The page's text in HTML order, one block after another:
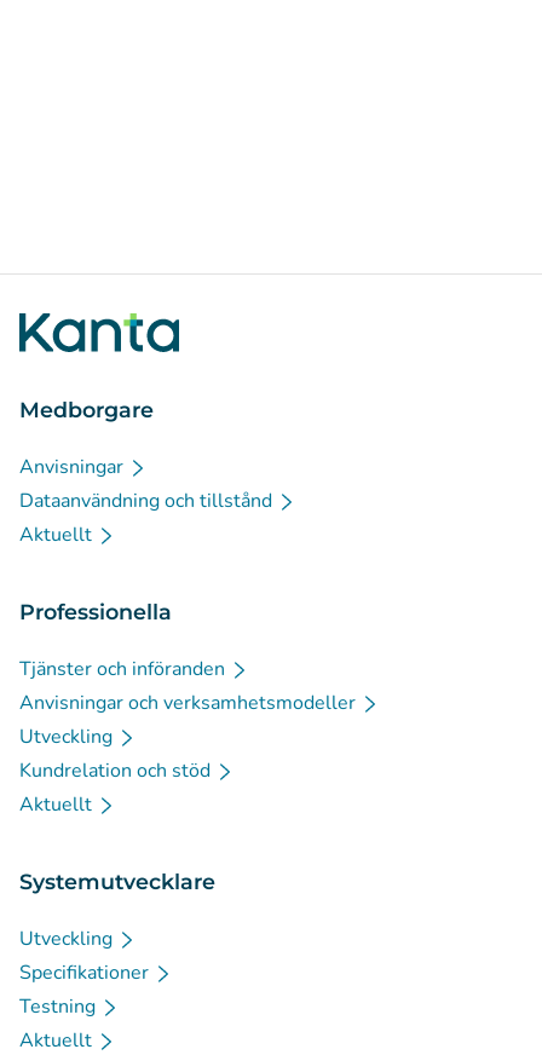
Medborgare
Anvisningar
Dataanvändning och tillstånd
Aktuellt
Professionella
Tjänster och införanden
Anvisningar och verksamhetsmodeller
Utveckling
Kundrelation och stöd
Aktuellt
Systemutvecklare
Utveckling
Specifikationer
Testning
Aktuellt